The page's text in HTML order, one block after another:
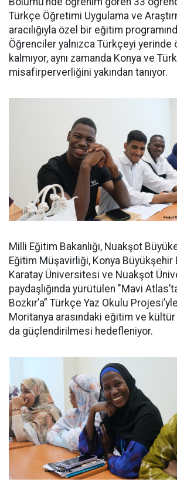
Türkçe Öğretimi Uygulama ve
aracılığıyla özel bir eğitim
Öğrenciler yalnızca Türkçeyi yerinde
kalmıyor, aynı zamanda Konya ve
misafirperverliğini yakından tanıyor.
Milli Eğitim Bakanlığı, Nuakşot
Eğitim Müşavirliği, Konya Büyükşehir
Karatay Üniversitesi ve Nuakşot
paydaşlığında yürütülen "Mavi
Bozkır’a” Türkçe Yaz Okulu
Moritanya arasındaki eğitim ve kültür
da güçlendirilmesi hedefleniyor.